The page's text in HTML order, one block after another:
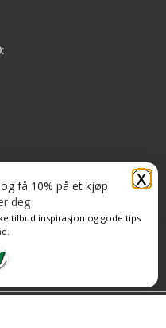
X
få 10% på et kjøp
deg
tilbud inspirasjon og gode tips